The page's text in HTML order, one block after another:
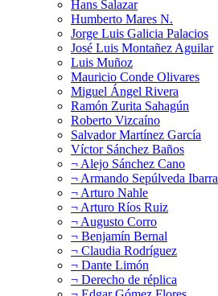
Hans Salazar
Humberto Mares N.
Jorge Luis Galicia Palacios
José Luis Montañez Aguilar
Luis Muñoz
Mauricio Conde Olivares
Miguel Ángel Rivera
Ramón Zurita Sahagún
Roberto Vizcaíno
Salvador Martínez García
Víctor Sánchez Baños
¬ Alejo Sánchez Cano
¬ Armando Sepúlveda Ibarra
¬ Arturo Nahle
¬ Arturo Ríos Ruiz
¬ Augusto Corro
¬ Benjamín Bernal
¬ Claudia Rodríguez
¬ Dante Limón
¬ Derecho de réplica